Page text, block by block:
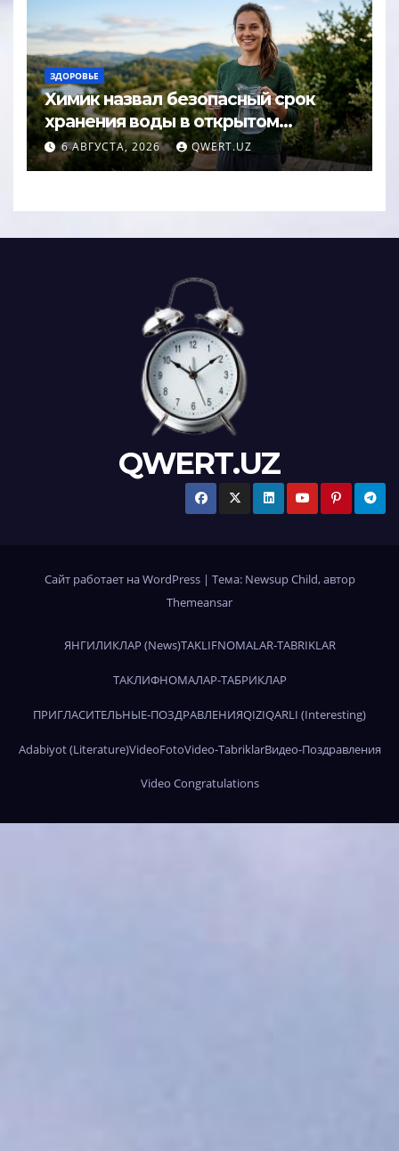
ЗДОРОВЬЕ
Химик назвал безопасный срок
хранения воды в открытом
кувшине
6 АВГУСТА, 2026 QWERT.UZ
QWERT.UZ
Сайт работает на WordPress | Тема: Newsup Child, автор
Themeansar
ЯНГИЛИКЛАР (News)TAKLIFNOMALAR-TABRIKLAR
ТАКЛИФНОМАЛАР-ТАБРИКЛАР
ПРИГЛАСИТЕЛЬНЫЕ-ПОЗДРАВЛЕНИЯQIZIQARLI (Interesting)
Adabiyot (Literature)VideoFotoVideo-TabriklarВидео-Поздравления
Video Congratulations